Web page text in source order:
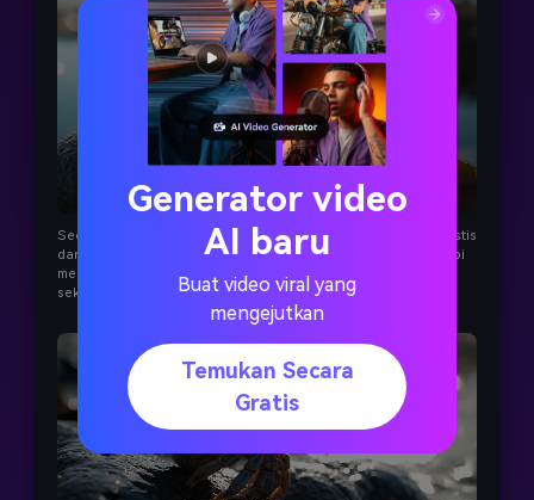
Secara akurat mengikuti petunjuk fokus rak dengan riak realistis
dan gerakan kepiting. Pencahayaan terasa sedikit keras tetapi
mempertahankan realisme makro yang sebenarnya. Suara
sekitarnya jernih tapi nada agak tajam.
Generator video
AI baru
Buat video viral yang
mengejutkan
Temukan Secara
Gratis